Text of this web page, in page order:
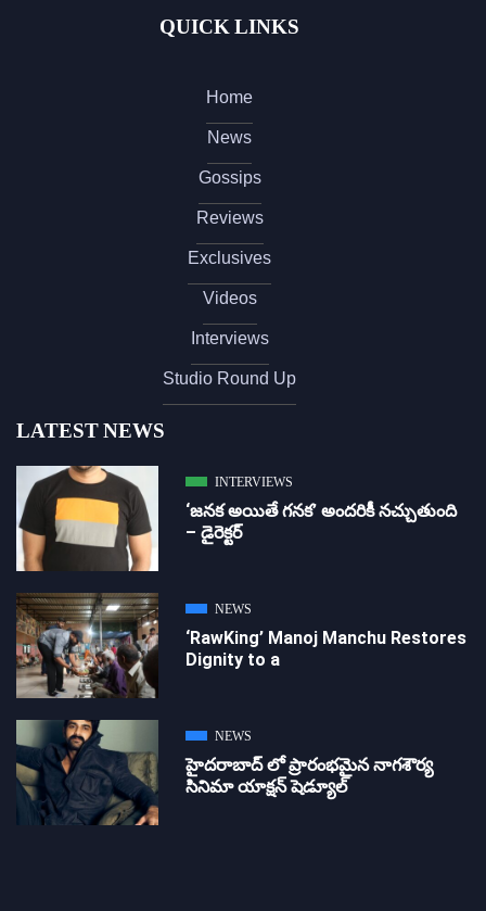
QUICK LINKS
Home
News
Gossips
Reviews
Exclusives
Videos
Interviews
Studio Round Up
LATEST NEWS
INTERVIEWS
‘జ‌న‌క అయితే గ‌న‌క‌’ అందరికీ నచ్చుతుంది
– డైరెక్ట‌ర్
NEWS
‘RawKing’ Manoj Manchu Restores
Dignity to a
NEWS
హైదరాబాద్ లో ప్రారంభమైన నాగశౌర్య
సినిమా యాక్షన్ షెడ్యూల్